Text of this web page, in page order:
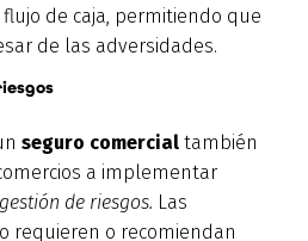
de caja, permitiendo que
de las adversidades.
seguro comercial también
a implementar
gestión de riesgos. Las
requieren o recomiendan